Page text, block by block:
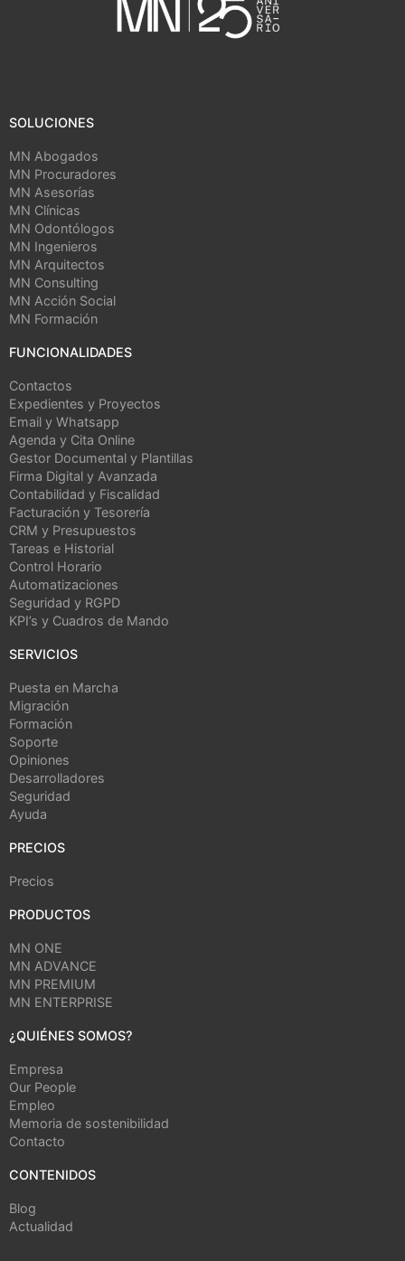
SOLUCIONES
MN Abogados
MN Procuradores
MN Asesorías
MN Clínicas
MN Odontólogos
MN Ingenieros
MN Arquitectos
MN Consulting
MN Acción Social
MN Formación
FUNCIONALIDADES
Contactos
Expedientes y Proyectos
Email y Whatsapp
Agenda y Cita Online
Gestor Documental y Plantillas
Firma Digital y Avanzada
Contabilidad y Fiscalidad
Facturación y Tesorería
CRM y Presupuestos
Tareas e Historial
Control Horario
Automatizaciones
Seguridad y RGPD
KPI’s y Cuadros de Mando
SERVICIOS
Puesta en Marcha
Migración
Formación
Soporte
Opiniones
Desarrolladores
Seguridad
Ayuda
PRECIOS
Precios
PRODUCTOS
MN ONE
MN ADVANCE
MN PREMIUM
MN ENTERPRISE
¿QUIÉNES SOMOS?
Empresa
Our People
Empleo
Memoria de sostenibilidad
Contacto
CONTENIDOS
Blog
Actualidad